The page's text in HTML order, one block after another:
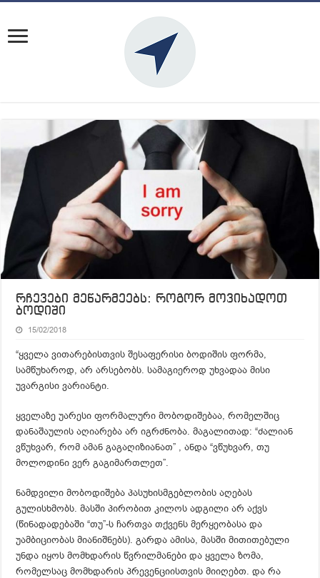
რჩევები მეწარმეებს: როგორ მოვიხადოთ
ბოდიში
15/02/2018
“ყველა ვითარებისთვის შესაფერისი ბოდიშის ფორმა,
სამწუხაროდ, არ არსებობს. სამაგიეროდ უხვადაა მისი
უვარგისი ვარიანტი.
ყველაზე უარესი ფორმალური მობოდიშებაა, რომელშიც
დანაშაულის აღიარება არ იგრძნობა. მაგალითად: “ძალიან
ვწუხვარ, რომ ამან გაგაღიზიანათ” , ანდა “ვწუხვარ, თუ
მოლოდინი ვერ გაგიმართლეთ”.
ნამდვილი მობოდიშება პასუხისმგებლობის აღებას
გულისხმობს. მასში პირობით კილოს ადგილი არ აქვს
(წინადადებაში “თუ”-ს ჩართვა თქვენს მერყეობასა და
უამბიციობას მიანიშნებს). გარდა ამისა, მასში მითითებული
უნდა იყოს მომხდარის წვრილმანები და ყველა ზომა,
რომელსაც მომხდარის პრევენციისთვის მიიღებთ. და რა